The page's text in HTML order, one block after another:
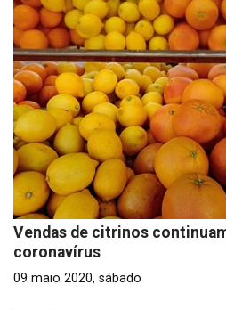
Vendas de citrinos
coronavírus
09 maio 2020, sábado